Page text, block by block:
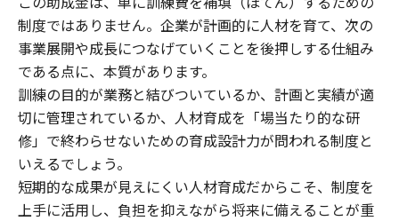
制度ではありません。企業が計画的に人材を育て、次の
事業展開や成長につなげていくことを後押しする仕組み
である点に、本質があります。
訓練の目的が業務と結びついているか、計画と実績が適
切に管理されているか、人材育成を「場当たり的な研
修」で終わらせないための育成設計力が問われる制度と
いえるでしょう。
短期的な成果が見えにくい人材育成だからこそ、制度を
上手に活用し、負担を抑えながら将来に備えることが重